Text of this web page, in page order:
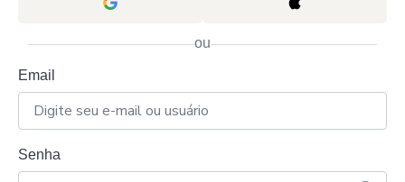
ou
Email
Senha